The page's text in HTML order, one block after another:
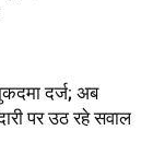
दर्ज; अब
पर उठ रहे सवाल